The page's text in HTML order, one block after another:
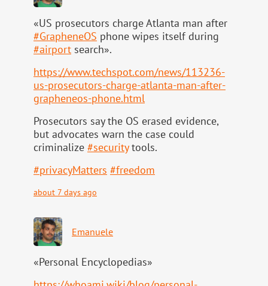
«US prosecutors charge Atlanta man after
#GrapheneOS phone wipes itself during
#airport search».
https://www.techspot.com/news/113236-
us-prosecutors-charge-atlanta-man-after-
grapheneos-phone.html
Prosecutors say the OS erased evidence,
but advocates warn the case could
criminalize #securitytools.
#privacyMatters #freedom
about 7 days ago
Emanuele
«Personal Encyclopedias»